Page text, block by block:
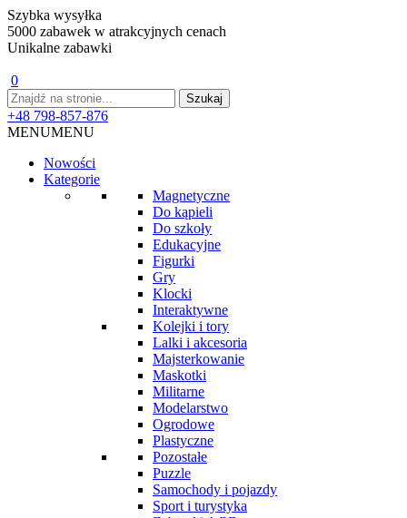
Szybka wysyłka
5000 zabawek w atrakcyjnych cenach
Unikalne zabawki
0
+48 798-857-876
MENUMENU
Nowości
Kategorie
Magnetyczne
Do kąpieli
Do szkoły
Edukacyjne
Figurki
Gry
Klocki
Interaktywne
Kolejki i tory
Lalki i akcesoria
Majsterkowanie
Maskotki
Militarne
Modelarstwo
Ogrodowe
Plastyczne
Pozostałe
Puzzle
Samochody i pojazdy
Sport i turystyka